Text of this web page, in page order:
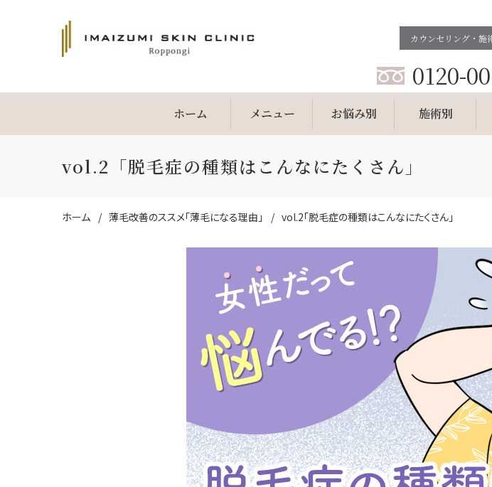
ホーム
メニュー
今月のおすすめプラン
美容医療月額プラン
薄毛・抜け毛
シミ・そばかす・肝班
小顔
プチ整形（エラ・
施術別
マイクロボトックスリフト
ジュビダームビスタ
®︎SKINVIVE
スネコスパフォルマ
ピコレーザー（ピ
ボルニューマ
医療ハイフ(ウル
フォトフェイシ
イントラジェン
Fotona QX（Q
レーザー）
カウンセリング・施
0120-
ホーム メニュー お悩み別 施術別
vol.2「脱毛症の種類はこんなにたくさん」
ホーム 薄毛改善のススメ「薄毛になる理由」 vol.2「脱毛症の種類はこんなにたくさん」